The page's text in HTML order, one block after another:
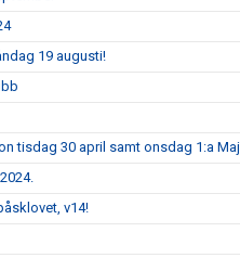
19 augusti!
tisdag 30 april samt onsdag 1:a Maj
v14!